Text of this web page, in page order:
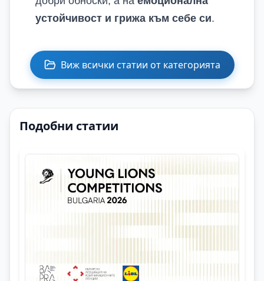
устойчивост и грижа към себе си.
Виж всички статии от категорията
Подобни статии